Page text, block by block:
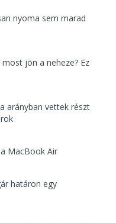
nyoma sem marad
jön a neheze? Ez
arányban vettek részt
MacBook Air
határon egy